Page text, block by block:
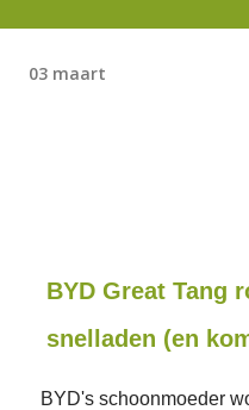
03 maart
BYD Great Tang
snelladen (en
BYD's schoonmoeder